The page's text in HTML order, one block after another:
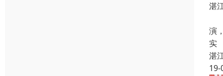
湛
演
实
湛
19-